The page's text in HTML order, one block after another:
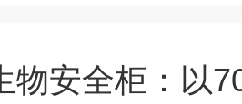
物安全柜：以